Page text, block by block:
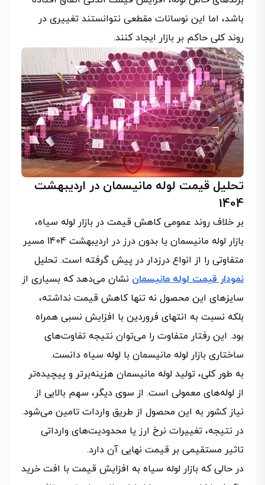
باشد، اما این نوسانات مقطعی نتوانستند تغییری در
روند کلی حاکم بر بازار ایجاد کنند.
تحلیل قیمت لوله مانیسمان در اردیبهشت
1404
بر خلاف روند عمومی کاهش قیمت در بازار لوله سیاه،
بازار لوله مانیسمان یا بدون درز در اردیبهشت 1404 مسیر
متفاوتی را از انواع درزدار در پیش گرفته است. تحلیل
نمودار قیمت لوله مانیسمان نشان می‌دهد که بسیاری از
سایزهای این محصول نه تنها کاهش قیمت نداشته،
بلکه نسبت به انتهای فروردین با افزایش نسبی همراه
بود. این رفتار متفاوت را می‌توان نتیجه تفاوت‌های
ساختاری بازار لوله مانیسمان با لوله سیاه دانست.
به طور کلی، تولید لوله مانیسمان هزینه‌برتر و پیچیده‌تر
از لوله‌های معمولی است. از سوی دیگر، سهم بالایی از
نیاز کشور به این محصول از طریق واردات تامین می‌شود.
در نتیجه، تغییرات نرخ ارز یا محدودیت‌های وارداتی
تاثیر مستقیمی بر قیمت نهایی آن دارد.
در حالی که بازار لوله سیاه به افزایش قیمت با افت خرید